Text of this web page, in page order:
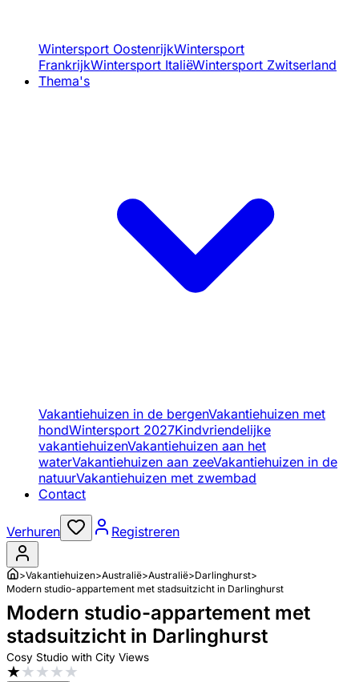
Wintersport OostenrijkWintersport
FrankrijkWintersport ItaliëWintersport Zwitserland
Thema's
Vakantiehuizen in de bergenVakantiehuizen met
hondWintersport 2027Kindvriendelijke
vakantiehuizenVakantiehuizen aan het
waterVakantiehuizen aan zeeVakantiehuizen in de
natuurVakantiehuizen met zwembad
Contact
Verhuren Registreren
>Vakantiehuizen>Australië>Australië>Darlinghurst>
Modern studio-appartement met stadsuitzicht in Darlinghurst
Modern studio-appartement met
stadsuitzicht in Darlinghurst
Cosy Studio with City Views
★★★★★